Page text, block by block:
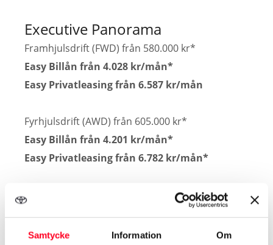
Samtycke Information Om
Executive Panorama
Framhjulsdrift (FWD) från 580.000 kr*
Easy Billån från 4.028 kr/mån*
Easy Privatleasing från 6.587 kr/mån
Fyrhjulsdrift (AWD) från 605.000 kr*
Easy Billån från 4.201 kr/mån*
Easy Privatleasing från 6.782 kr/mån*
Samma utrustning som Active Tech, samt:
20” lättmetallfälgar maskinbearbetade (5-